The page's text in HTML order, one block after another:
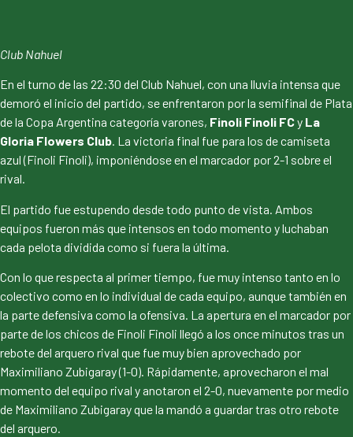
Club Nahuel
En el turno de las 22:30 del Club Nahuel, con una lluvia intensa que
demoró el inicio del partido, se enfrentaron por la semifinal de Plata
de la Copa Argentina categoría varones, Finoli Finoli FCy La
Gloria Flowers Club. La victoria final fue para los de camiseta
azul (Finoli Finoli), imponiéndose en el marcador por 2-1 sobre el
rival.
El partido fue estupendo desde todo punto de vista. Ambos
equipos fueron más que intensos en todo momento y luchaban
cada pelota dividida como si fuera la última.
Con lo que respecta al primer tiempo, fue muy intenso tanto en lo
colectivo como en lo individual de cada equipo, aunque también en
la parte defensiva como la ofensiva. La apertura en el marcador por
parte de los chicos de Finoli Finoli llegó a los once minutos tras un
rebote del arquero rival que fue muy bien aprovechado por
Maximiliano Zubigaray (1-0). Rápidamente, aprovecharon el mal
momento del equipo rival y anotaron el 2-0, nuevamente por medio
de Maximiliano Zubigaray que la mandó a guardar tras otro rebote
del arquero.